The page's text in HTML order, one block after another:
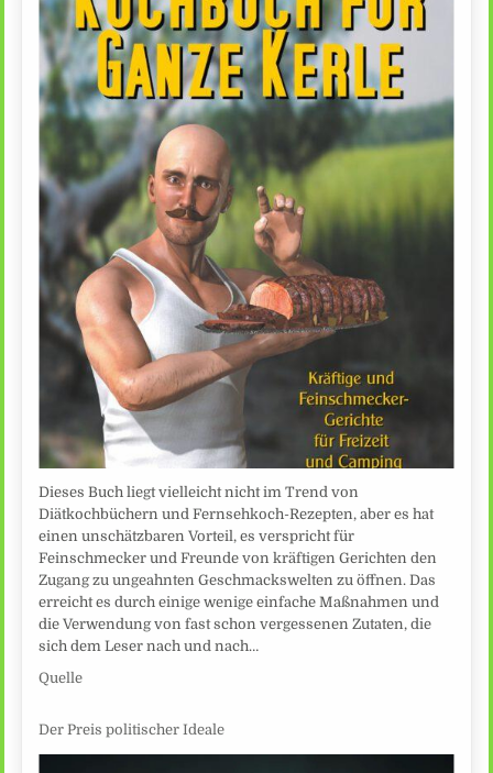
Dieses Buch liegt vielleicht nicht im Trend von
Diätkochbüchern und Fernsehkoch-Rezepten, aber es hat
einen unschätzbaren Vorteil, es verspricht für
Feinschmecker und Freunde von kräftigen Gerichten den
Zugang zu ungeahnten Geschmackswelten zu öffnen. Das
erreicht es durch einige wenige einfache Maßnahmen und
die Verwendung von fast schon vergessenen Zutaten, die
sich dem Leser nach und nach…
Quelle
Der Preis politischer Ideale